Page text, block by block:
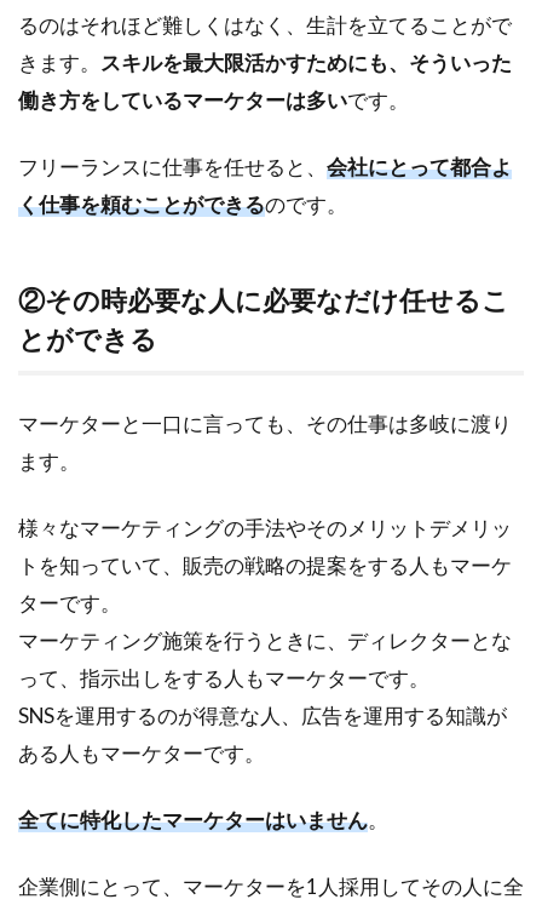
るのはそれほど難しくはなく、生計を立てることがで
きます。 スキルを最大限活かすためにも、そういった
働き方をしているマーケターは多いです。
フリーランスに仕事を任せると、 会社にとって都合よ
く仕事を頼むことができるのです。
②その時必要な人に必要なだけ任せるこ
とができる
マーケターと一口に言っても、その仕事は多岐に渡り
ます。
様々なマーケティングの手法やそのメリットデメリッ
トを知っていて、販売の戦略の提案をする人もマーケ
ターです。
マーケティング施策を行うときに、ディレクターとな
って、指示出しをする人もマーケターです。
SNSを運用するのが得意な人、広告を運用する知識が
ある人もマーケターです。
全てに特化したマーケターはいません。
企業側にとって、マーケターを1人採用してその人に全